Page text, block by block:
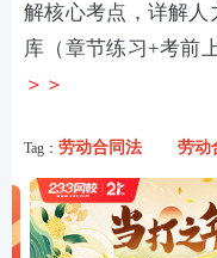
解核心考点，详解人
库（章节练习+考前
＞＞
Tag： 劳动合同法 劳动